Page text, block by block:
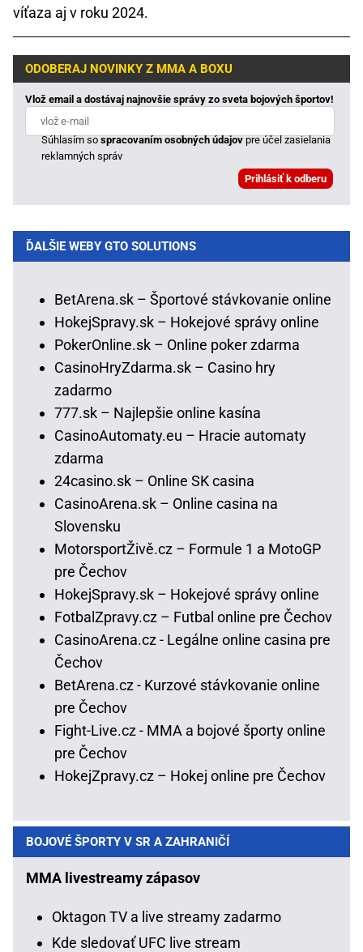
víťaza aj v roku 2024.
ODOBERAJ NOVINKY Z MMA A BOXU
Vlož email a dostávaj najnovšie správy zo sveta bojových športov!
Súhlasím sospracovaním osobných údajovpre účel zasielania
reklamných správ
ĎALŠIE WEBY GTO SOLUTIONS
BetArena.sk – Športové stávkovanie online
HokejSpravy.sk – Hokejové správy online
PokerOnline.sk – Online poker zdarma
CasinoHryZdarma.sk – Casino hry
zadarmo
777.sk – Najlepšie online kasína
CasinoAutomaty.eu – Hracie automaty
zdarma
24casino.sk – Online SK casina
CasinoArena.sk – Online casina na
Slovensku
MotorsportŽivě.cz – Formule 1 a MotoGP
pre Čechov
HokejSpravy.sk – Hokejové správy online
FotbalZpravy.cz – Futbal online pre Čechov
CasinoArena.cz - Legálne online casina pre
Čechov
BetArena.cz - Kurzové stávkovanie online
pre Čechov
Fight-Live.cz - MMA a bojové športy online
pre Čechov
HokejZpravy.cz – Hokej online pre Čechov
BOJOVÉ ŠPORTY V SR A ZAHRANIČÍ
MMA livestreamy zápasov
Oktagon TV a live streamy zadarmo
Kde sledovať UFC live stream